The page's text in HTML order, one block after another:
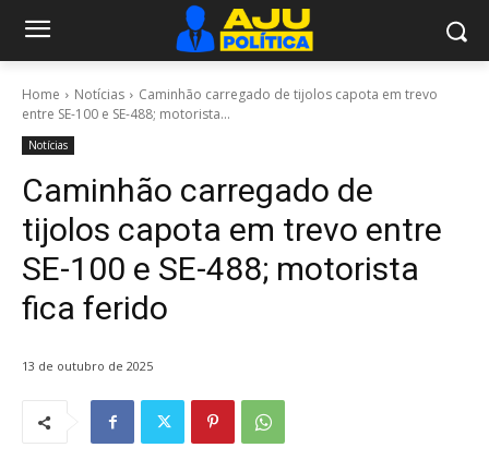
Home Notícias
Caminhão carregado de tijolos capota em trevo
entre SE-100 e SE-488; motorista...
Notícias
Caminhão carregado de
tijolos capota em trevo entre
SE-100 e SE-488; motorista
fica ferido
13 de outubro de 2025